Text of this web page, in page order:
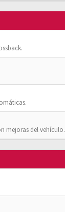
mejoras del vehículo.